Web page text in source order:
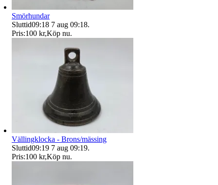
Smörhundar
Sluttid09:18 7 aug 09:18.
Pris:100 kr,Köp nu.
Vällingklocka - Brons/mässing
Sluttid09:19 7 aug 09:19.
Pris:100 kr,Köp nu.